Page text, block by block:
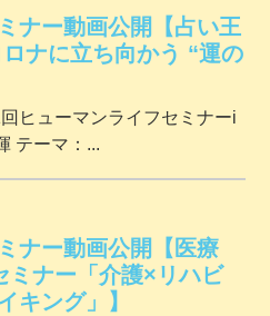
ナー動画公開【占い王
ナに立ち向かう “運の
ヒューマンライフセミナーi
テーマ：...
ナー動画公開【医療
ミナー「介護×リハビ
キング」】